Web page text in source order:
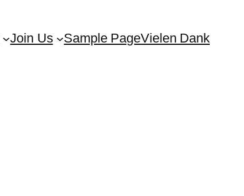
Join Us Sample PageVielen Dank